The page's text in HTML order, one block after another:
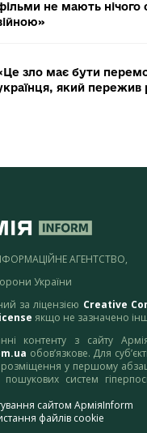
не мають нічого
зло має бути
який пережив
АГЕНТСТВО,
України
за ліцензією Creative
якщо не зазначено
контенту з сайту
обов’язкове. Для
у першому
пошукових систем
сайтом АрміяInform
файлів cookie